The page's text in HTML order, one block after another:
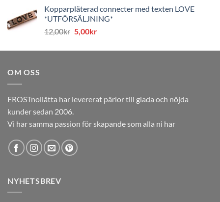
priset
var:
12,00kr.
priset
är:
5,00kr.
Kopparpläterad connecter med texten LOVE
*UTFÖRSÄLJNING*
12,00kr Det
priset
5,00krDet
priset
OM OSS
FROSTnollåtta har levererat pärlor till glada och nöjda
kunder sedan 2006.
Vi har samma passion för skapande som alla ni har
NYHETSBREV